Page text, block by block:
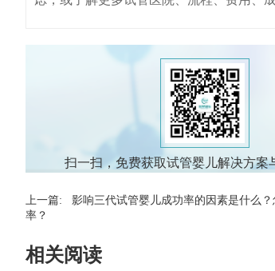
扫一扫，免费获取试管婴儿解决方案
上一篇: 影响三代试管婴儿成功率的因素是什么
率？
相关阅读